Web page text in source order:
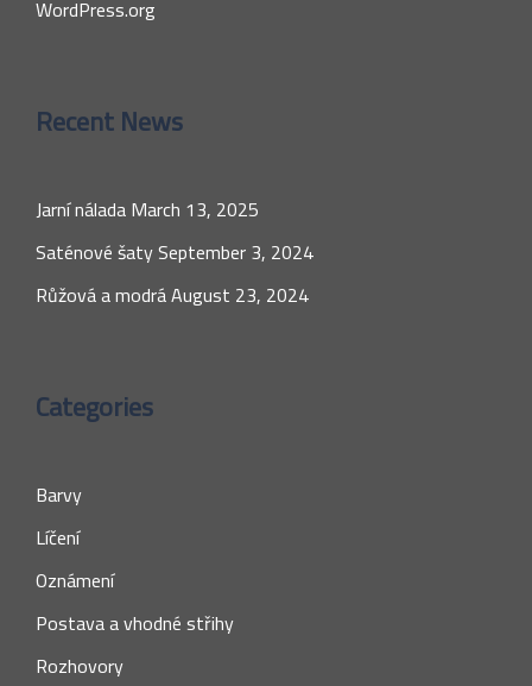
WordPress.org
Recent News
Jarní náladaMarch 13, 2025
Saténové šatySeptember 3, 2024
Růžová a modráAugust 23, 2024
Categories
Barvy
Líčení
Oznámení
Postava a vhodné střihy
Rozhovory